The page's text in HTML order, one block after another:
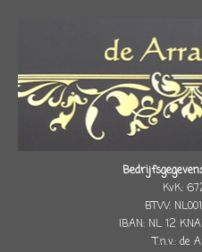
KvK:
BTW:
IBAN: NL 12
T.n.v.: de